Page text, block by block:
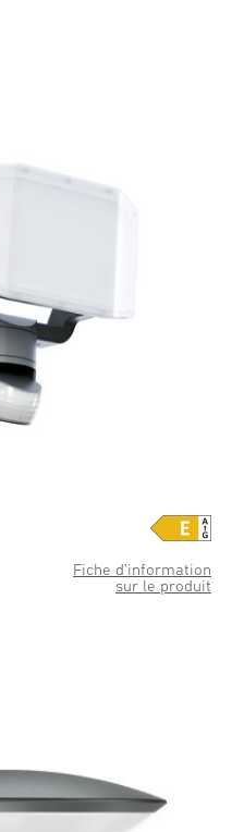
Fiche d’information
sur le produit